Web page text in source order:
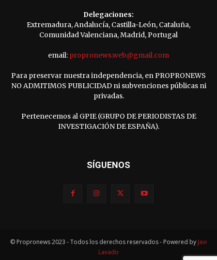
Delegaciones:
Extremadura, Andalucía, Castilla-León, Cataluña,
Comunidad Valenciana, Madrid, Portugal
email: propronews.web@gmail.com
Para preservar nuestra independencia, en PROPRONEWS
NO ADMITIMOS PUBLICIDAD ni subvenciones públicas ni
privadas.
Pertenecemos al GPIE (GRUPO DE PERIODISTAS DE
INVESTIGACIÓN DE ESPAÑA).
SÍGUENOS
© Propronews 2023 - Todos los derechos reservados - Powered by Javi
Lavado